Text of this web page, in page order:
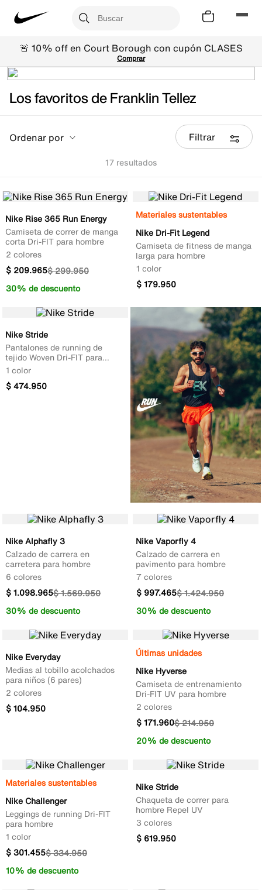
🚨 10% off en Court Borough con cupón CLASES
Comprar
Los favoritos de Franklin Tellez
Ordenar por Filtrar
17
Nike Rise 365 Run Energy
Camiseta de correr de manga
corta Dri-FIT para hombre
2 colores
$299.950
$ 209.965
30% de descuento
Materiales sustentables
Nike Dri-Fit Legend
Camiseta de fitness de manga
larga para hombre
1 color
$179.950
Nike Stride
Pantalones de running de
tejido Woven Dri-FIT para
hombre
1 color
$474.950
Nike Alphafly 3
Calzado de carrera en
carretera para hombre
6 colores
$1.569.950
$1.098.965
30% de descuento
Nike Vaporfly 4
Calzado de carrera en
pavimento para hombre
7 colores
$1.424.950
$ 997.465
30% de descuento
Nike Everyday
Medias al tobillo acolchados
para niños (6 pares)
2 colores
$104.950
Últimas unidades
Nike Hyverse
Camiseta de entrenamiento
Dri-FIT UV para hombre
2 colores
$214.950
$171.960
20% de descuento
Materiales sustentables
Nike Challenger
Leggings de running Dri-FIT
para hombre
1 color
$334.950
$301.455
10% de descuento
Nike Stride
Chaqueta de correr para
hombre Repel UV
3 colores
$ 619.950